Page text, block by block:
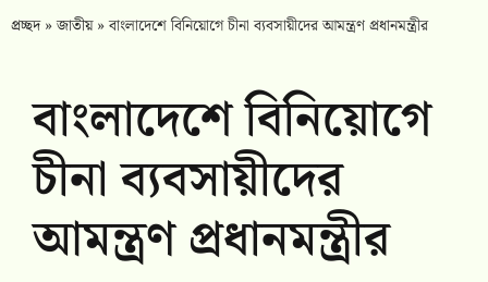
প্রচ্ছদ»জাতীয়»বাংলাদেশে বিনিয়োগে চীনা ব্যবসায়ীদের আমন্ত্রণ প্রধানমন্ত্রীর
বাংলাদেশে বিনিয়োগে
চীনা ব্যবসায়ীদের
আমন্ত্রণ প্রধানমন্ত্রীর